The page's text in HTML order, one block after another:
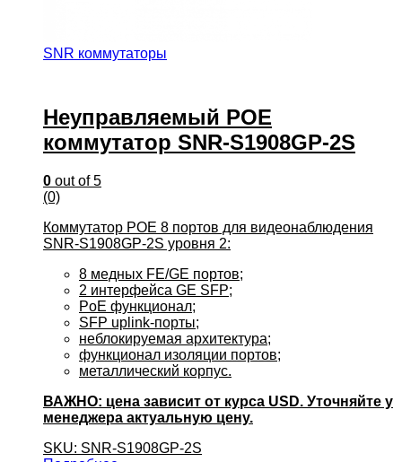
SNR коммутаторы
Неуправляемый POE
коммутатор SNR-S1908GP-2S
0 out of 5
(0)
Коммутатор POE 8 портов для видеонаблюдения
SNR-S1908GP-2S уровня 2:
8 медных FE/GE портов;
2 интерфейса GE SFP;
PoE функционал;
SFP uplink-порты;
неблокируемая архитектура;
функционал изоляции портов;
металлический корпус.
ВАЖНО: цена зависит от курса USD. Уточняйте у
менеджера актуальную цену.
SKU: SNR-S1908GP-2S